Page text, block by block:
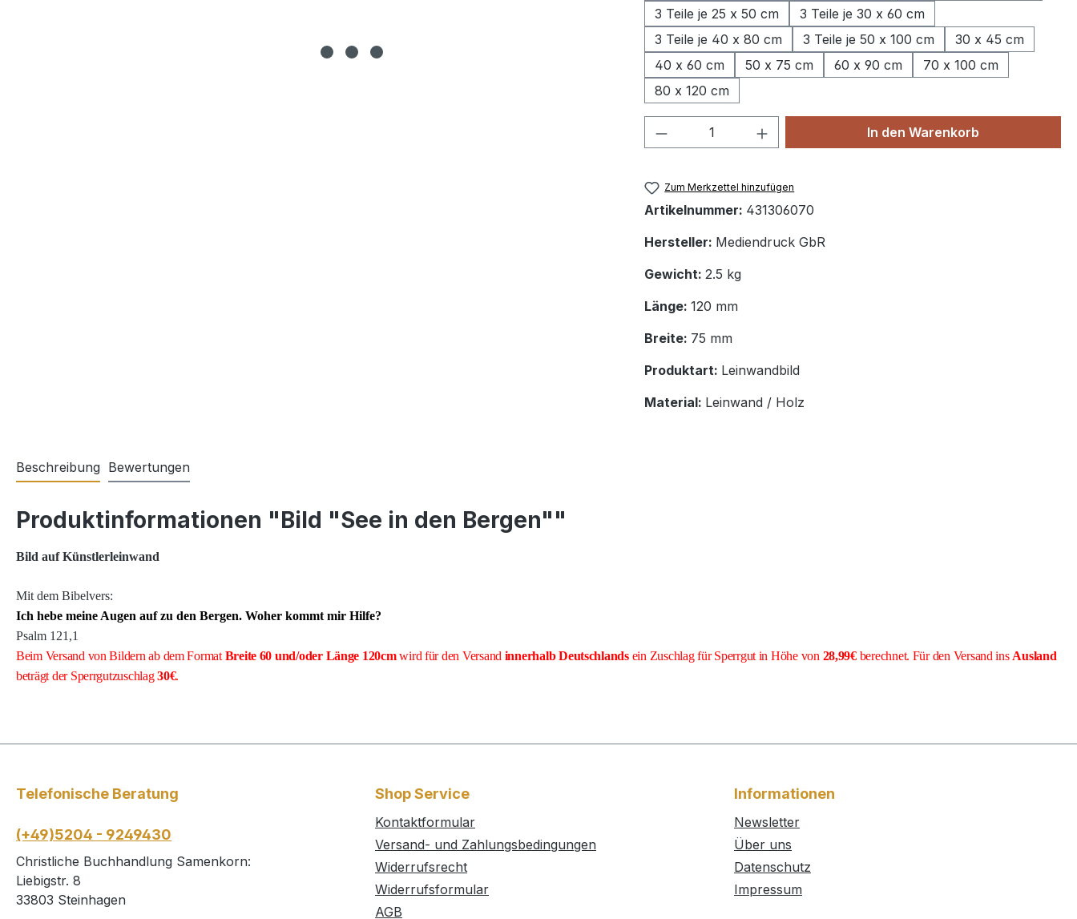
3 Teile je 25 x 50 cm
3 Teile je 30 x 60 cm
3 Teile je 40 x 80 cm
3 Teile je 50 x 100 cm
30 x 45 cm
40 x 60 cm
50 x 75 cm 60 x 90 cm
70 x 100 cm
80 x 120 cm
Produkt Anzahl: Gib den gewünschten Wert
In den Warenkorb
Zum Merkzettel hinzufügen
Artikelnummer: 431306070
Hersteller: Mediendruck GbR
Gewicht: 2.5 kg
Länge: 120 mm
Breite: 75 mm
Produktart: Leinwandbild
Material: Leinwand / Holz
Beschreibung Bewertungen
Produktinformationen "Bild "See in den Bergen""
Bild auf Künstlerleinwand
Mit dem Bibelvers:
Ich hebe meine Augen auf zu den Bergen. Woher kommt mir Hilfe?
Psalm 121 ,1
Beim Versand von Bildern ab dem Format Breite 60 und/oder Länge 120cmwird für den Versand innerhalb Deutschlandsein Zuschlag für Sperrgut in Höhe von 28,99€berechnet. Für den Versand ins Ausland
beträgt der Sperrgutzuschlag30€.
Telefonische Beratung
(+49)5204 - 9249430
Christliche Buchhandlung Samenkorn:
Liebigstr. 8
33803 Steinhagen
Shop Service
Kontaktformular
Versand- und Zahlungsbedingungen
Widerrufsrecht
Widerrufsformular
AGB
Informationen
Newsletter
Über uns
Datenschutz
Impressum